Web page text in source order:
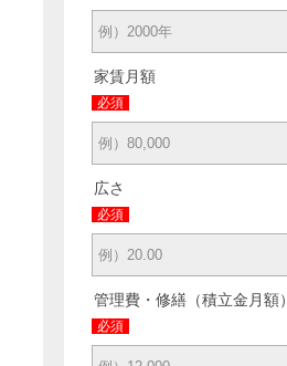
家賃月額
必須
広さ
必須
管理費・修繕（積立金月額）
必須